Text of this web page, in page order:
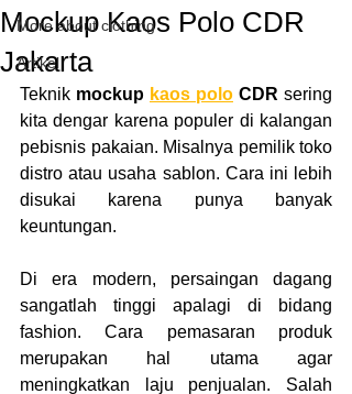
More about clothing
Artikel
Mockup Kaos Polo CDR
Jakarta
Teknik mockup kaos polo CDR sering
kita dengar karena populer di kalangan
pebisnis pakaian. Misalnya pemilik toko
distro atau usaha sablon. Cara ini lebih
disukai karena punya banyak
keuntungan.
Di era modern, persaingan dagang
sangatlah tinggi apalagi di bidang
fashion. Cara pemasaran produk
merupakan hal utama agar
meningkatkan laju penjualan. Salah